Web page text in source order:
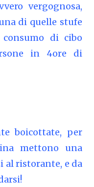
vergognosa,
di quelle stufe
di cibo
in 4ore di
boicottate, per
mettono una
al ristorante, e da